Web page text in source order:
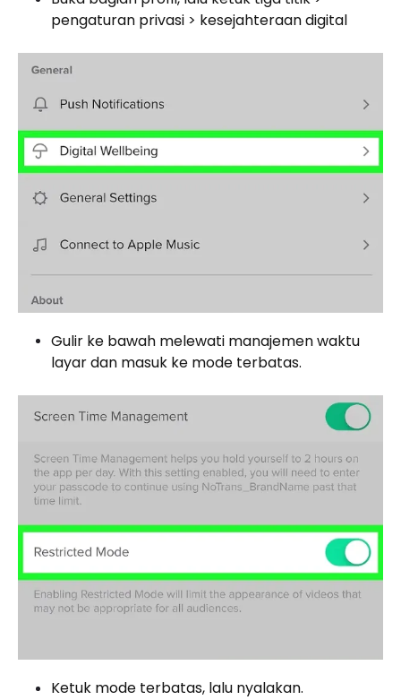
pengaturan privasi > kesejahteraan digital
Gulir ke bawah melewati manajemen waktu
layar dan masuk ke mode terbatas.
Ketuk mode terbatas, lalu nyalakan.